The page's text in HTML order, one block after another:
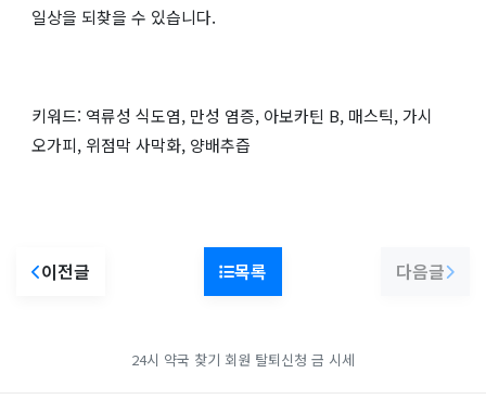
일상을 되찾을 수 있습니다.
키워드: 역류성 식도염, 만성 염증, 아보카틴 B, 매스틱, 가시
오가피, 위점막 사막화, 양배추즙
이전글 목록 다음글
24시 약국 찾기 회원 탈퇴신청 금 시세